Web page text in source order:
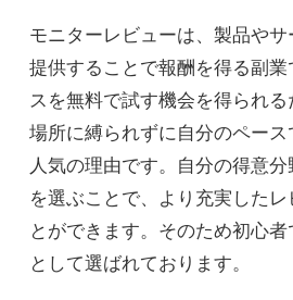
モニターレビューは、製品や
提供することで報酬を得る副
スを無料で試す機会を得られ
場所に縛られずに自分のペー
人気の理由です。自分の得意
を選ぶことで、より充実したレ
とができます。そのため初心
として選ばれております。